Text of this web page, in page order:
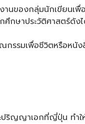
งานของกลุ่มนักเขียน
กษาประวัติศาสตร์ดัง
กรรมเพื่อชีวิตหรือหนั
ปริญญาเอกที่ญี่ปุ่น ทำ